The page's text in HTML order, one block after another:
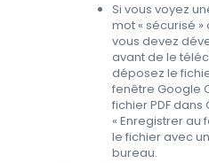
Si vous voyez
mot « sécurisé
vous devez
avant de le
déposez le
fenêtre Google
fichier PDF
« Enregistrer au
le fichier avec
bureau.